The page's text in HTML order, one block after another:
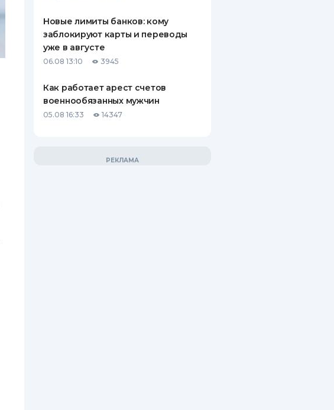
Новые лимиты банков: кому
заблокируют карты и переводы
уже в августе
06.08 13:10 3945
Как работает арест счетов
военнообязанных мужчин
05.08 16:33 14347